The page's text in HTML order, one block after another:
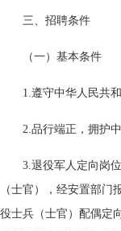
三、招聘条件
（一）基本条件
1.遵守中华人民共
2.品行端正，拥护
3.退役军人定向岗
（士官），经安置部
役士兵（士官）配偶定